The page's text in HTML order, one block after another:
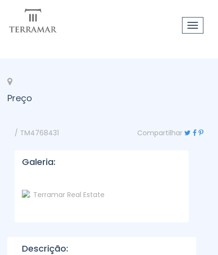
Toggle
Preço
/ TM4768431 Compartilhar
Galeria:
Descrição: